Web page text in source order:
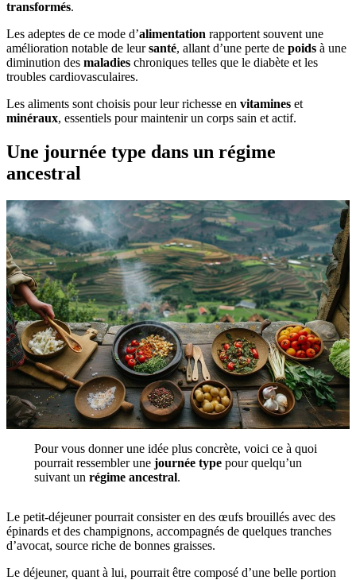
transformés.
Les adeptes de ce mode d’alimentation rapportent souvent une
amélioration notable de leursanté, allant d’une perte de poids à une
diminution des maladies chroniques telles que le diabète et les
troubles cardiovasculaires.
Les aliments sont choisis pour leur richesse en vitamines et
minéraux, essentiels pour maintenir un corps sain et actif.
Une journée type dans un régime
ancestral
Pour vous donner une idée plus concrète, voici ce à quoi
pourrait ressembler une journée typepour quelqu’un
suivant un régime ancestral.
Le petit-déjeuner pourrait consister en des œufs brouillés avec des
épinards et des champignons, accompagnés de quelques tranches
d’avocat, source riche de bonnes graisses.
Le déjeuner, quant à lui, pourrait être composé d’une belle portion